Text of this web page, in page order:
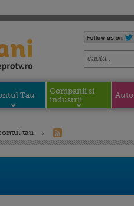
Tau
Companii si
industrii
Auto
tau